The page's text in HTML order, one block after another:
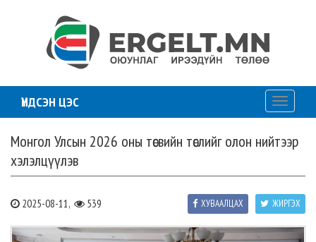
ҮНДСЭН ЦЭС
Toggle
Монгол Улсын 2026 оны төсвийн төслийг олон нийтээр
хэлэлцүүлэв
2025-08-11, 539 ЖИРГЭХ
ХУВААЛЦАХ